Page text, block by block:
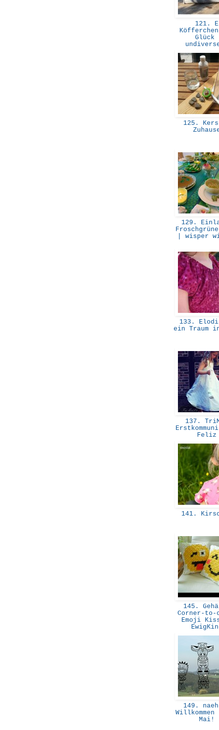
121.
Glück
125.
129.
| wisper
133.
ein Traum
137.
141.
145.
Corner-to-
Emoji
149.
Mai!